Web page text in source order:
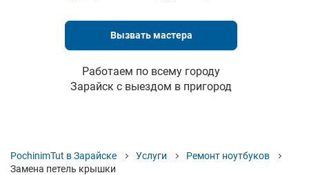
Вызвать мастера
Работаем по всему городу
Зарайск с выездом в пригород
PochinimTut в Зарайске Услуги
Ремонт ноутбуков
Замена петель крышки